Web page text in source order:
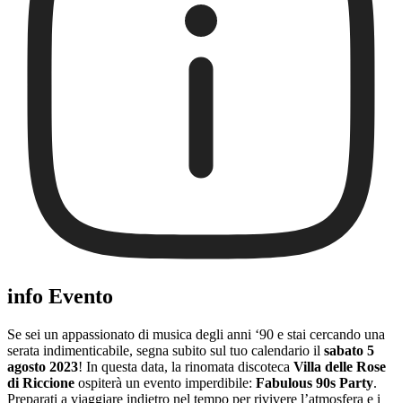
info Evento
Se sei un appassionato di musica degli anni ‘90 e stai cercando una
serata indimenticabile, segna subito sul tuo calendario il sabato 5
agosto 2023! In questa data, la rinomata discoteca Villa delle Rose
di Riccione ospiterà un evento imperdibile: Fabulous 90s Party.
Preparati a viaggiare indietro nel tempo per rivivere l’atmosfera e i